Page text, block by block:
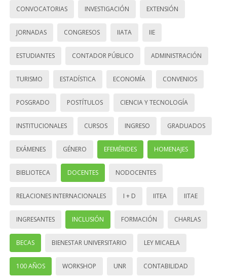
CONVOCATORIAS INVESTIGACIÓN EXTENSIÓN
JORNADAS CONGRESOS IIATA IIE
ESTUDIANTES CONTADOR PÚBLICO ADMINISTRACIÓN
TURISMO ESTADÍSTICA ECONOMÍA CONVENIOS
POSGRADO POSTÍTULOS CIENCIA Y TECNOLOGÍA
INSTITUCIONALES CURSOS INGRESO GRADUADOS
EXÁMENES GÉNERO EFEMÉRIDES HOMENAJES
BIBLIOTECA DOCENTES NODOCENTES
RELACIONES INTERNACIONALES I + D IITEA IITAE
INGRESANTES INCLUSIÓN FORMACIÓN CHARLAS
BECAS BIENESTAR UNIVERSITARIO LEY MICAELA
100 AÑOS WORKSHOP UNR CONTABILIDAD